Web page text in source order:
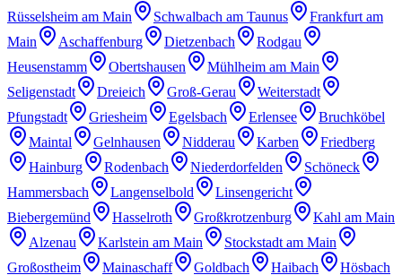
Rüsselsheim am Main
Schwalbach am Taunus
Frankfurt am
Main
Aschaffenburg Dietzenbach
Rodgau
Heusenstamm
Obertshausen
Mühlheim am Main
Seligenstadt
Dreieich Groß-Gerau
Weiterstadt
Pfungstadt
Griesheim Egelsbach Erlensee
Bruchköbel
Maintal
Gelnhausen Nidderau Karben
Friedberg
Hainburg
Rodenbach Niederdorfelden
Schöneck
Hammersbach
Langenselbold
Linsengericht
Biebergemünd
Hasselroth Großkrotzenburg
Kahl am Main
Alzenau
Karlstein am Main
Stockstadt am Main
Großostheim
Mainaschaff Goldbach Haibach Hösbach